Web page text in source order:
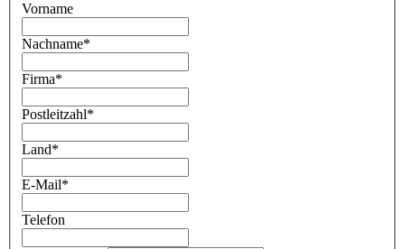
Vorname
Nachname*
Firma*
Postleitzahl*
Land*
E-Mail*
Telefon